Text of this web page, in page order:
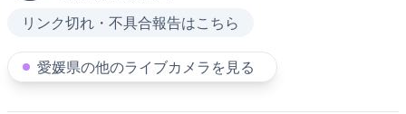
リンク切れ・不具合報告はこちら
愛媛県の他のライブカメラを見る